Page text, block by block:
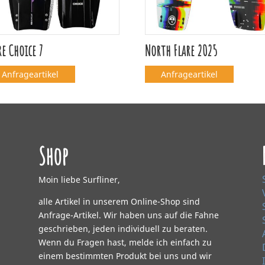
Choice 7
Anfrageartikel
North Flare 2025
Anfrageartikel
Shop
Moin liebe Surfliner,
alle Artikel in unserem Online-Shop sind
Anfrage-Artikel. Wir haben uns auf die Fahne
geschrieben, jeden individuell zu beraten.
Wenn du Fragen hast, melde ich einfach zu
einem bestimmten Produkt bei uns und wir